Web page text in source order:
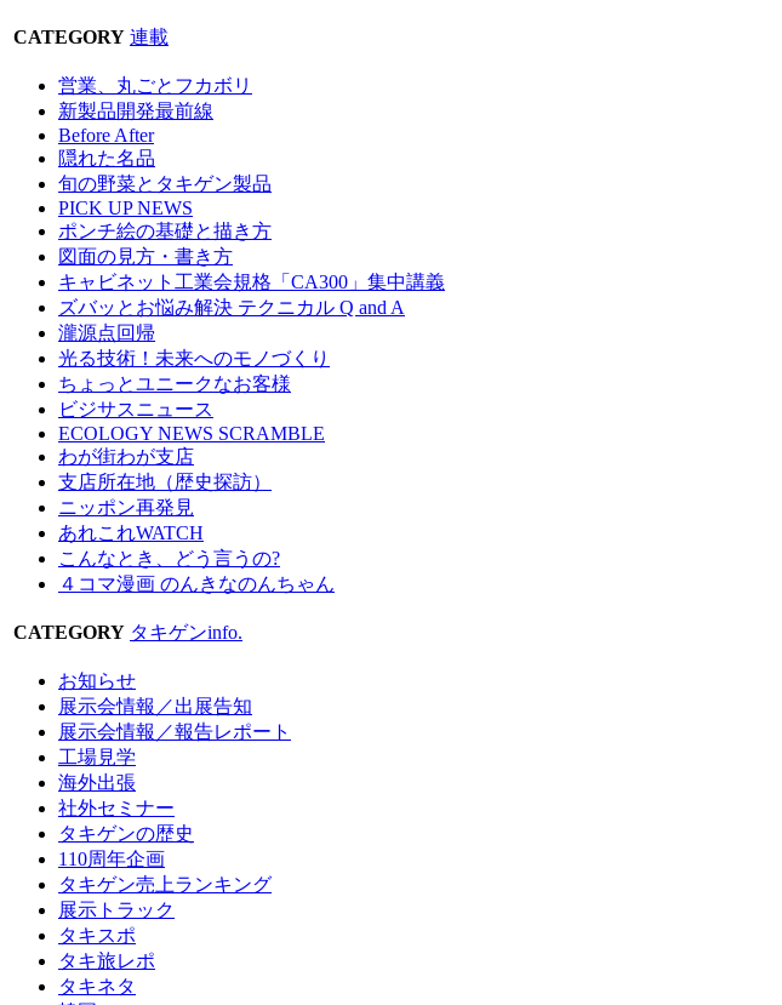
CATEGORY 連載
営業、丸ごとフカボリ
新製品開発最前線
Before After
隠れた名品
旬の野菜とタキゲン製品
PICK UP NEWS
ポンチ絵の基礎と描き方
図面の見方・書き方
キャビネット工業会規格「CA300」集中講義
ズバッとお悩み解決 テクニカル Q and A
瀧源点回帰
光る技術！未来へのモノづくり
ちょっとユニークなお客様
ビジサスニュース
ECOLOGY NEWS SCRAMBLE
わが街わが支店
支店所在地（歴史探訪）
ニッポン再発見
あれこれWATCH
こんなとき、どう言うの?
４コマ漫画 のんきなのんちゃん
CATEGORY タキゲンinfo.
お知らせ
展示会情報／出展告知
展示会情報／報告レポート
工場見学
海外出張
社外セミナー
タキゲンの歴史
110周年企画
タキゲン売上ランキング
展示トラック
タキスポ
タキ旅レポ
タキネタ